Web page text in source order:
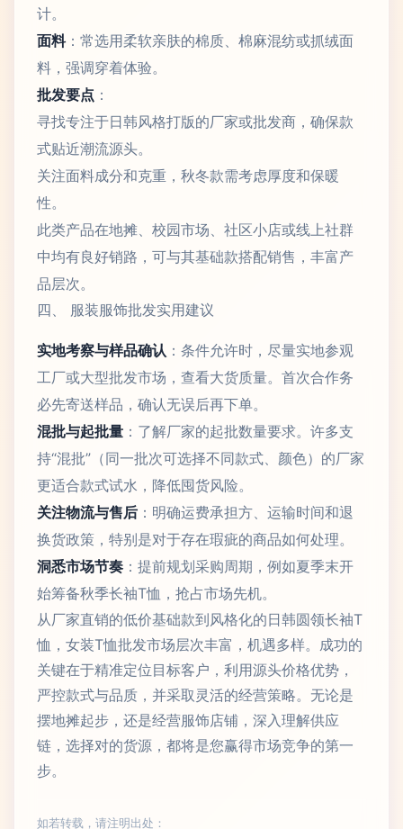
计。
面料：常选用柔软亲肤的棉质、棉麻混纺或抓绒面
料，强调穿着体验。
批发要点 ：
寻找专注于日韩风格打版的厂家或批发商，确保款
式贴近潮流源头。
关注面料成分和克重，秋冬款需考虑厚度和保暖
性。
此类产品在地摊、校园市场、社区小店或线上社群
中均有良好销路，可与其基础款搭配销售，丰富产
品层次。
四、 服装服饰批发实用建议
实地考察与样品确认 ：条件允许时，尽量实地参观
工厂或大型批发市场，查看大货质量。首次合作务
必先寄送样品，确认无误后再下单。
混批与起批量 ：了解厂家的起批数量要求。许多支
持“混批”（同一批次可选择不同款式、颜色）的厂家
更适合款式试水，降低囤货风险。
关注物流与售后 ：明确运费承担方、运输时间和退
换货政策，特别是对于存在瑕疵的商品如何处理。
洞悉市场节奏 ：提前规划采购周期，例如夏季末开
始筹备秋季长袖T恤，抢占市场先机。
从厂家直销的低价基础款到风格化的日韩圆领长袖T
恤，女装T恤批发市场层次丰富，机遇多样。成功的
关键在于精准定位目标客户，利用源头价格优势，
严控款式与品质，并采取灵活的经营策略。无论是
摆地摊起步，还是经营服饰店铺，深入理解供应
链，选择对的货源，都将是您赢得市场竞争的第一
步。
如若转载，请注明出处：